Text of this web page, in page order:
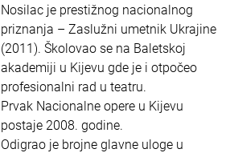
Nosilac je prestižnog nacionalnog
priznanja – Zaslužni umetnik Ukrajine
(2011). Školovao se na Baletskoj
akademiji u Kijevu gde je i otpočeo
profesionalni rad u teatru.
Prvak Nacionalne opere u Kijevu
postaje 2008. godine.
Odigrao je brojne glavne uloge u